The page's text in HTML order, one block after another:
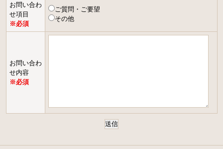
お問い合わ
せ項目
※必須
ご質問・ご要望
その他
お問い合わ
せ内容
※必須
送信